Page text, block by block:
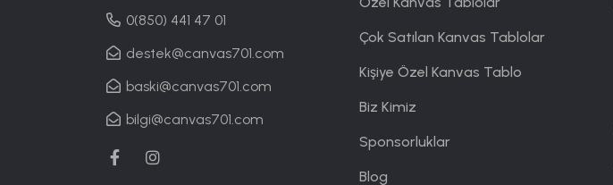
0(850) 441 47 01
destek@canvas701.com
baski@canvas701.com
bilgi@canvas701.com
Çok Satılan Kanvas Tablolar
Kişiye Özel Kanvas Tablo
Biz Kimiz
Sponsorluklar
Blog